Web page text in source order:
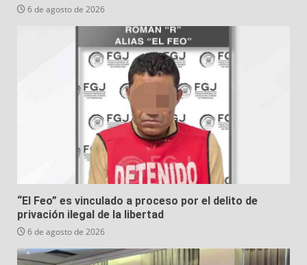
6 de agosto de 2026
“El Feo” es vinculado a proceso por el delito de
privación ilegal de la libertad
6 de agosto de 2026